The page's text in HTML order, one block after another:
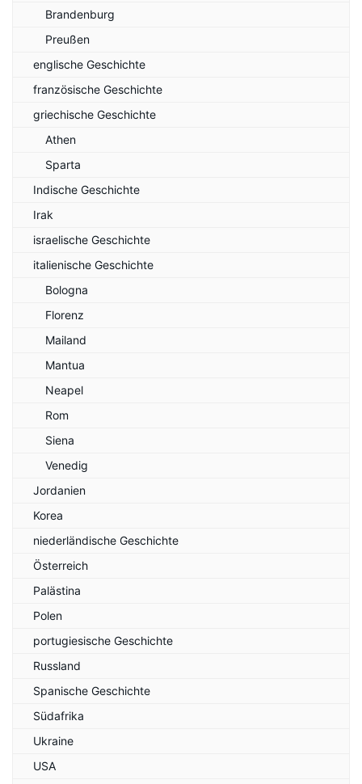
Brandenburg
Preußen
englische Geschichte
französische Geschichte
griechische Geschichte
Athen
Sparta
Indische Geschichte
Irak
israelische Geschichte
italienische Geschichte
Bologna
Florenz
Mailand
Mantua
Neapel
Rom
Siena
Venedig
Jordanien
Korea
niederländische Geschichte
Österreich
Palästina
Polen
portugiesische Geschichte
Russland
Spanische Geschichte
Südafrika
Ukraine
USA